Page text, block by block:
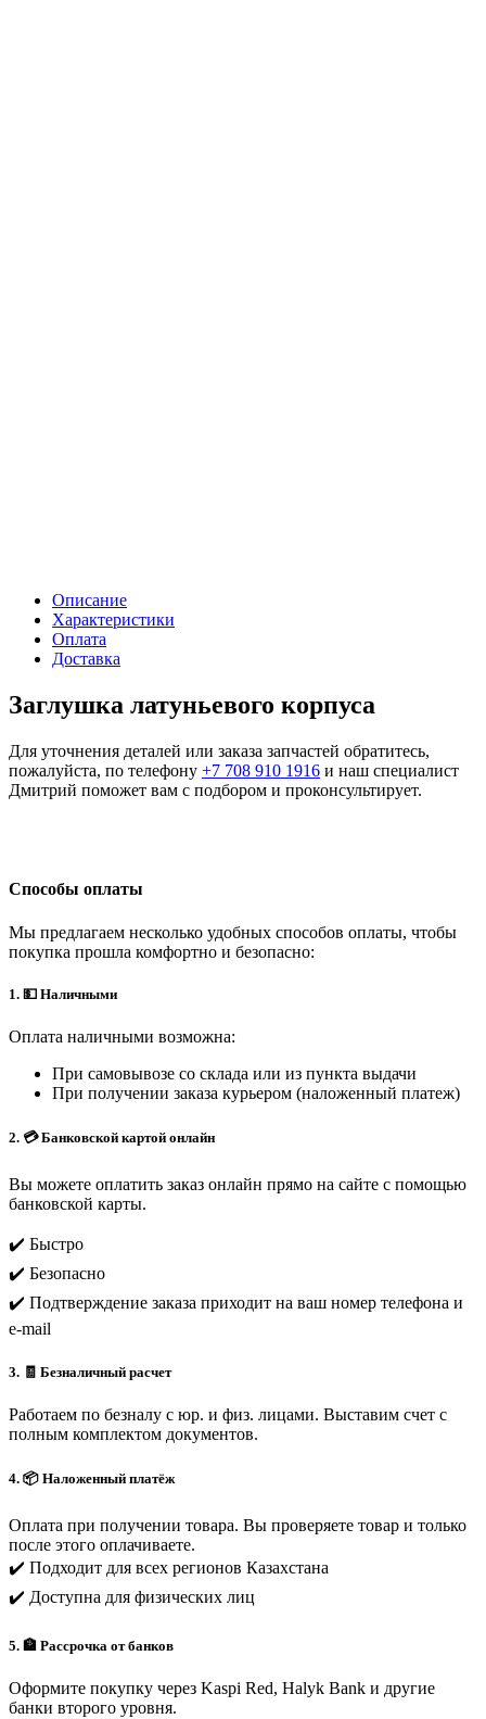
Описание
Характеристики
Оплата
Доставка
Заглушка латуньевого корпуса
Для уточнения деталей или заказа запчастей обратитесь,
пожалуйста, по телефону +7 708 910 1916 и наш специалист
Дмитрий поможет вам с подбором и проконсультирует.
Способы оплаты
Мы предлагаем несколько удобных способов оплаты, чтобы
покупка прошла комфортно и безопасно:
1. 💵 Наличными
Оплата наличными возможна:
При самовывозе со склада или из пункта выдачи
При получении заказа курьером (наложенный платеж)
2. 💳 Банковской картой онлайн
Вы можете оплатить заказ онлайн прямо на сайте с помощью
банковской карты.
✔️ Быстро
✔️ Безопасно
✔️ Подтверждение заказа приходит на ваш номер телефона и
e-mail
3. 🧾 Безналичный расчет
Работаем по безналу с юр. и физ. лицами. Выставим счет с
полным комплектом документов.
4. 📦 Наложенный платёж
Оплата при получении товара. Вы проверяете товар и только
после этого оплачиваете.
✔️ Подходит для всех регионов Казахстана
✔️ Доступна для физических лиц
5. 🏦 Рассрочка от банков
Оформите покупку через Kaspi Red, Halyk Bank и другие
банки второго уровня.